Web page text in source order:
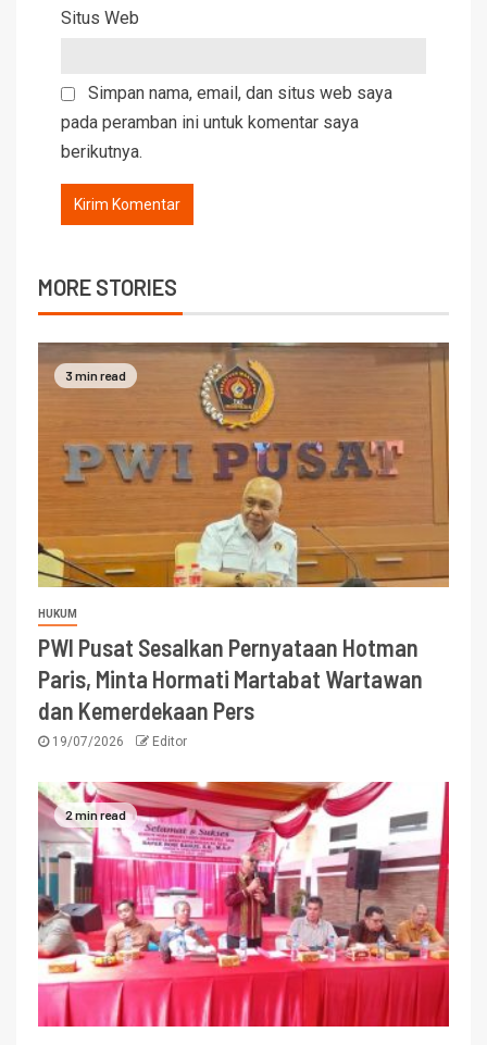
Situs Web
Simpan nama, email, dan situs web saya
pada peramban ini untuk komentar saya
berikutnya.
MORE STORIES
3 min read
HUKUM
PWI Pusat Sesalkan Pernyataan Hotman
Paris, Minta Hormati Martabat Wartawan
dan Kemerdekaan Pers
19/07/2026 Editor
2 min read